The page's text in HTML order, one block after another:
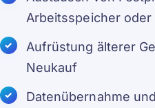
Arbeitsspeicher oder
Aufrüstung älterer
Neukauf
Datenübernahme